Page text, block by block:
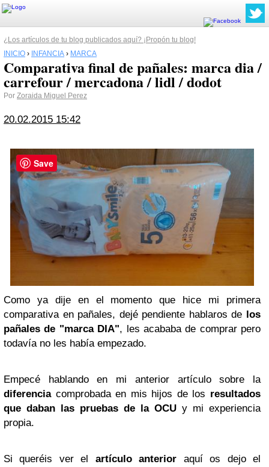
¿Los artículos de tu blog publicados aquí? ¡Propón tu blog!
INICIO › INFANCIA › MARCA
Comparativa final de pañales: marca dia /
carrefour / mercadona / lidl / dodot
Por Zoraida Miguel Perez
20.02.2015 15:42
Como ya dije en el momento que hice mi primera
comparativa en pañales, dejé pendiente hablaros de los
pañales de "marca DIA", les acababa de comprar pero
todavía no les había empezado.
Empecé hablando en mi anterior artículo sobre la
diferencia comprobada en mis hijos de los resultados
que daban las pruebas de la OCU y mi experiencia
propia.
Si queréis ver el artículo anterior aquí os dejo el
Save